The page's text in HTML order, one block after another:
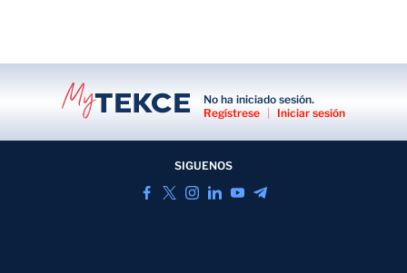
Regístrese | Iniciar sesión